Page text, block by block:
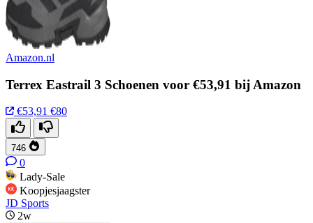
Amazon.nl
Terrex Eastrail 3 Schoenen voor €53,91 bij Amazon
€53,91 €80
746
0
Lady-Sale
Koopjesjaagster
JD Sports
2w